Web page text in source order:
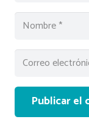
Publicar el